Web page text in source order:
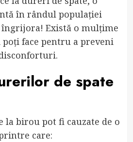
în rândul populației
îngrijora! Există o mulțime
poți face pentru a preveni
de spate
la birou pot fi cauzate de o
care: